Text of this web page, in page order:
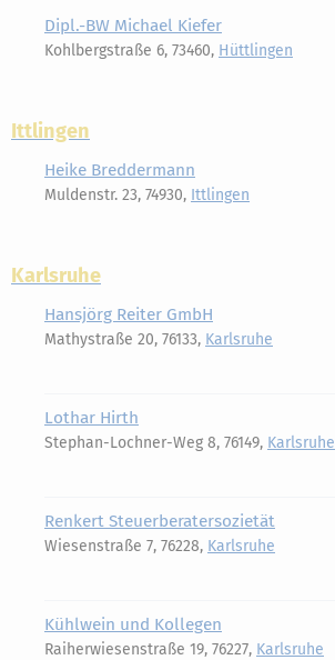
Dipl.-BW Michael Kiefer
Kohlbergstraße 6, 73460, Hüttlingen
Ittlingen
Heike Breddermann
Muldenstr. 23, 74930, Ittlingen
Karlsruhe
Hansjörg Reiter GmbH
Mathystraße 20, 76133, Karlsruhe
Lothar Hirth
Stephan-Lochner-Weg 8, 76149, Karlsruhe
Renkert Steuerberatersozietät
Wiesenstraße 7, 76228, Karlsruhe
Kühlwein und Kollegen
Raiherwiesenstraße 19, 76227, Karlsruhe